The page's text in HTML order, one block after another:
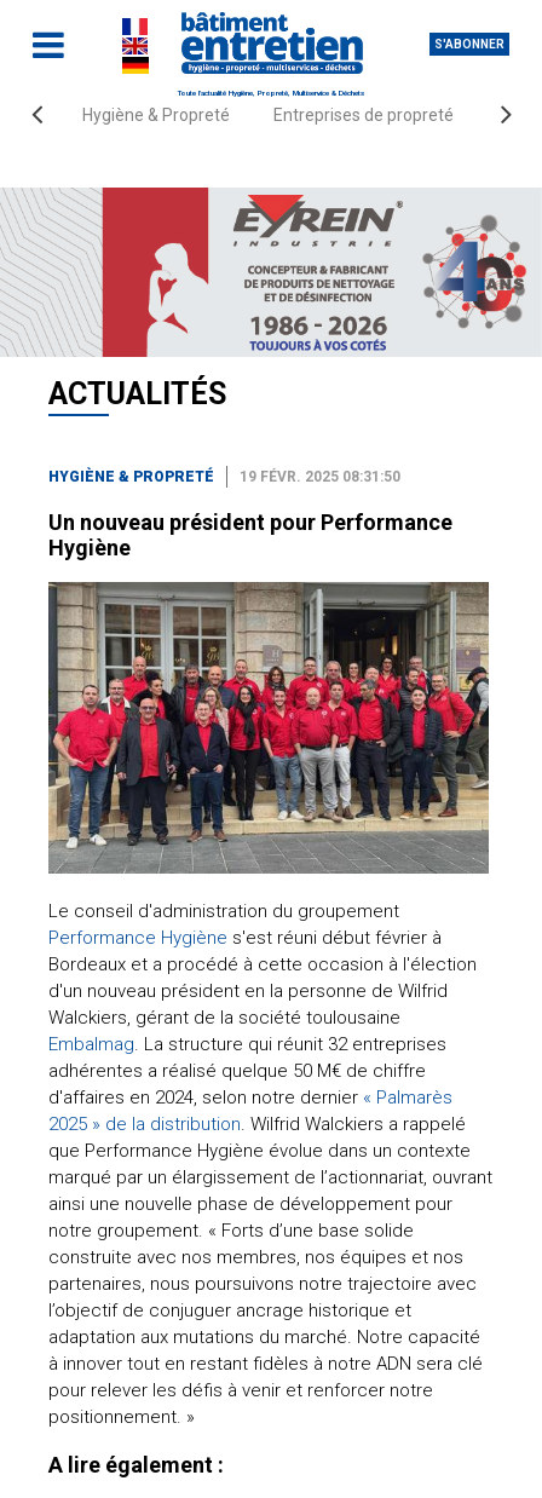
S'ABONNER
Toute l'actualité Hygiène, Propreté, Multiservice & Déchets
Hygiène & Propreté Entreprises de propreté
Accueil Actualités Hygiène & Propreté
ACTUALITÉS
HYGIÈNE & PROPRETÉ 19 FÉVR. 2025 08:31:50
Un nouveau président pour Performance
Hygiène
Le conseil d'administration du groupement
Performance Hygiène s'est réuni début février à
Bordeaux et a procédé à cette occasion à l'élection
d'un nouveau président en la personne de Wilfrid
Walckiers, gérant de la société toulousaine
Embalmag . La structure qui réunit 32 entreprises
adhérentes a réalisé quelque 50 M€ de chiffre
d'affaires en 2024, selon notre dernier « Palmarès
2025 » de la distribution . Wilfrid Walckiers a rappelé
que Performance Hygiène évolue dans un contexte
marqué par un élargissement de l’actionnariat, ouvrant
ainsi une nouvelle phase de développement pour
notre groupement. « Forts d’une base solide
construite avec nos membres, nos équipes et nos
partenaires, nous poursuivons notre trajectoire avec
l’objectif de conjuguer ancrage historique et
adaptation aux mutations du marché. Notre capacité
à innover tout en restant fidèles à notre ADN sera clé
pour relever les défis à venir et renforcer notre
positionnement. »
A lire également :